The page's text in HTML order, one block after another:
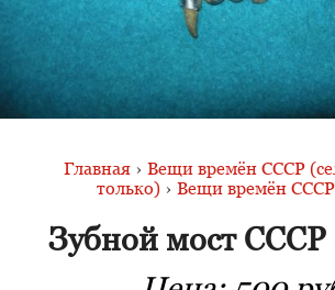
Главная › Вещи времён СССР
только) › Вещи времён СССР
Зубной мост СССР